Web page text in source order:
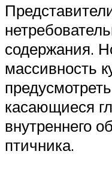
содержания.
массивность
касающиеся
внутреннего
птичника.